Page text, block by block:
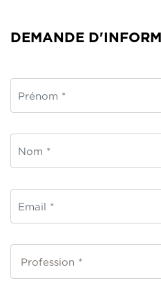
DEMANDE